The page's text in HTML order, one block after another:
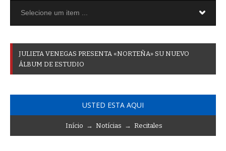
JULIETA VENEGAS PRESENTA «NORTEÑA» SU NUEVO
ÁLBUM DE ESTUDIO
USTED ESTA AQUI
Início → Notícias → Recitales